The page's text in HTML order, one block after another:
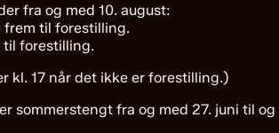
fra og med 10. august:
frem til forestilling.
til forestilling.
kl. 17 når det ikke er forestilling.)
sommerstengt fra og med 27. juni til og